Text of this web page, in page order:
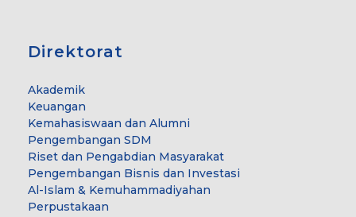
Direktorat
Akademik
Keuangan
Kemahasiswaan dan Alumni
Pengembangan SDM
Riset dan Pengabdian Masyarakat
Pengembangan Bisnis dan Investasi
Al-Islam & Kemuhammadiyahan
Perpustakaan